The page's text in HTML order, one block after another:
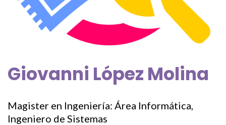
Giovanni López Molina
Magister en Ingeniería: Área Informática,
Ingeniero de Sistemas